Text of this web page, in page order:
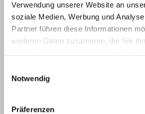
Verwendung unserer Website an
soziale Medien, Werbung und
Partner führen diese Informationen
weiteren Daten zusammen, die Sie
Notwendig
Präferenzen
E-Mail *
Nachricht *